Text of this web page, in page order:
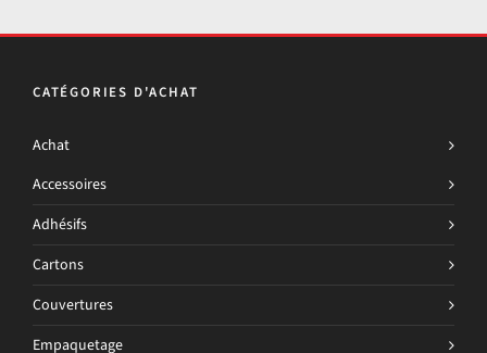
CATÉGORIES D'ACHAT
Achat
Accessoires
Adhésifs
Cartons
Couvertures
Empaquetage